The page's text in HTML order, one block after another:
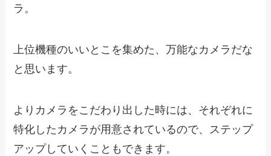
ラ。
上位機種のいいとこを集めた、万能なカメラだな
と思います。
よりカメラをこだわり出した時には、それぞれに
特化したカメラが用意されているので、ステップ
アップしていくこともできます。